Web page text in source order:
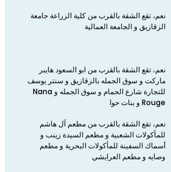
نعم، تقع الشقة بالقرب من كلية الزراعة جامعة
الزقازيق و الجامعة العمالية
نعم، تقع الشقة بالقرب من ابو السعود هايبر
ماركت‎ و سوق الجمله بالزقازيق و سنتر يوسف
للتجارة شارع الحمام و سوق الجمله و Nana
Rouge و بنات حوا
نعم، تقع الشقة بالقرب من مطعم آل هاشم
للمأكولات الشعبية و مطعم السيدة زينب و
أسماك السفينة للمأكولات البحرية و مطعم
وصايه و مطعم العرايشي